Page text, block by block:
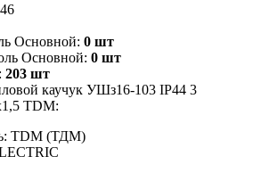
Основной: 0 шт
Основной: 0 шт
203 шт
каучук УШз16-103 IP44 3
TDM:
TDM (ТДМ)